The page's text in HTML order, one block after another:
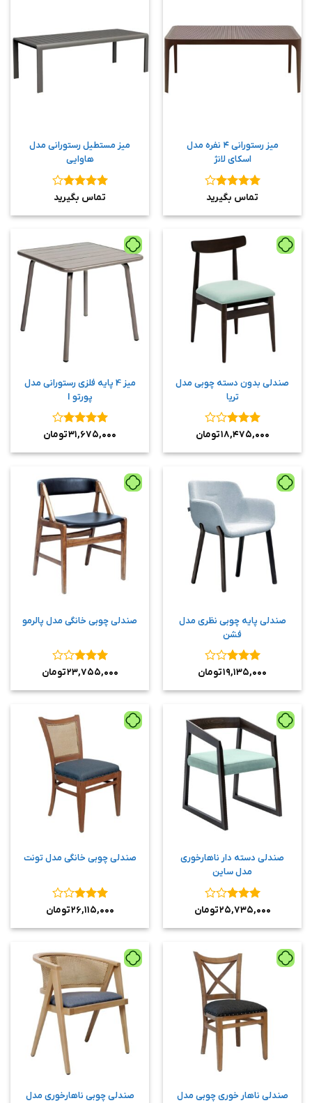
میز رستورانی ۴ نفره مدل
اسکای لانژ
نمره ۴
تماس بگیرید
میز مستطیل رستورانی مدل
هاوایی
نمره ۴
تماس بگیرید
صندلی بدون دسته چوبی مدل
تریا
نمره۳
۱۸,۴۷۵,۰۰۰تومان
میز 4 پایه فلزی رستورانی مدل
پورتو I
نمره۴
۳۱,۶۷۵,۰۰۰تومان
صندلی پایه چوبی نظری مدل
فشن
نمره۳
۱۹,۱۳۵,۰۰۰تومان
صندلی چوبی خانگی مدل پالرمو
نمره۳
۲۳,۷۵۵,۰۰۰تومان
صندلی دسته دار ناهارخوری
مدل ساین
نمره۳
۲۵,۷۳۵,۰۰۰تومان
صندلی چوبی خانگی مدل تونت
نمره۳
۲۶,۱۱۵,۰۰۰تومان
صندلی ناهار خوری چوبی مدل
صندلی چوبی ناهارخوری مدل